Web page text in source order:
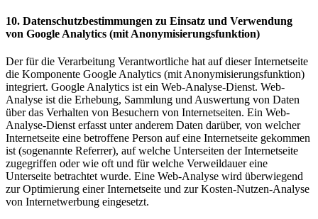
10. Datenschutzbestimmungen zu Einsatz und Verwendung
von Google Analytics (mit Anonymisierungsfunktion)
Der für die Verarbeitung Verantwortliche hat auf dieser Internetseite
die Komponente Google Analytics (mit Anonymisierungsfunktion)
integriert. Google Analytics ist ein Web-Analyse-Dienst. Web-
Analyse ist die Erhebung, Sammlung und Auswertung von Daten
über das Verhalten von Besuchern von Internetseiten. Ein Web-
Analyse-Dienst erfasst unter anderem Daten darüber, von welcher
Internetseite eine betroffene Person auf eine Internetseite gekommen
ist (sogenannte Referrer), auf welche Unterseiten der Internetseite
zugegriffen oder wie oft und für welche Verweildauer eine
Unterseite betrachtet wurde. Eine Web-Analyse wird überwiegend
zur Optimierung einer Internetseite und zur Kosten-Nutzen-Analyse
von Internetwerbung eingesetzt.